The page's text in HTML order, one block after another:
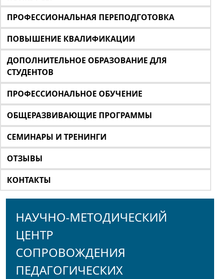
ПРОФЕССИОНАЛЬНАЯ ПЕРЕПОДГОТОВКА
ПОВЫШЕНИЕ КВАЛИФИКАЦИИ
ДОПОЛНИТЕЛЬНОЕ ОБРАЗОВАНИЕ ДЛЯ
СТУДЕНТОВ
ПРОФЕССИОНАЛЬНОЕ ОБУЧЕНИЕ
ОБЩЕРАЗВИВАЮЩИЕ ПРОГРАММЫ
СЕМИНАРЫ И ТРЕНИНГИ
ОТЗЫВЫ
КОНТАКТЫ
НАУЧНО-МЕТОДИЧЕСКИЙ
ЦЕНТР
СОПРОВОЖДЕНИЯ
ПЕДАГОГИЧЕСКИХ